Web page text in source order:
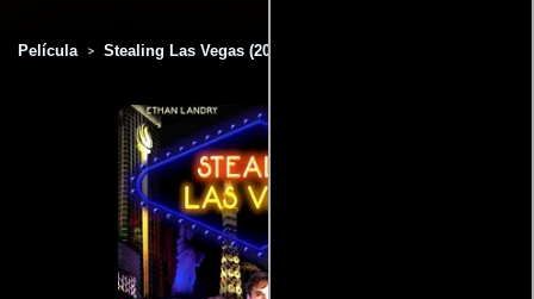
Película > Stealing Las Vegas (2012)